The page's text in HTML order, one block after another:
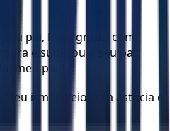
pai, Esaú gritou com
e suplicou a seu pai:
meu pai!”
irmão veio com astúcia e